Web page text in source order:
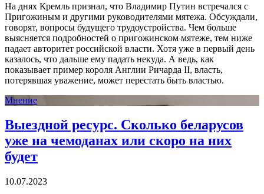
На днях Кремль признал, что Владимир Путин встречался с
Пригожиным и другими руководителями мятежа. Обсуждали,
говорят, вопросы будущего трудоустройства. Чем больше
выясняется подробностей о пригожинском мятеже, тем ниже
падает авторитет российской власти. Хотя уже в первый день
казалось, что дальше ему падать некуда. А ведь, как
показывает пример короля Англии Ричарда II, власть,
потерявшая уважение, может перестать быть властью.
Мнение
Выездной ресурс. Сколько беларусов
уже на чемоданах или скоро на них
будет
10.07.2023